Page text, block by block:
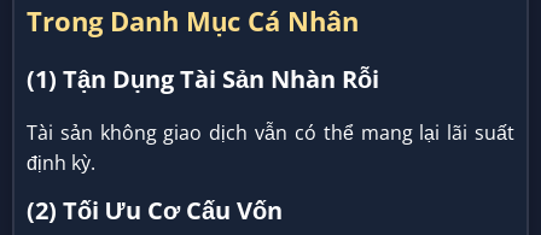
Trong Danh Mục Cá Nhân
(1) Tận Dụng Tài Sản Nhàn Rỗi
Tài sản không giao dịch vẫn có thể mang lại lãi suất
định kỳ.
(2) Tối Ưu Cơ Cấu Vốn